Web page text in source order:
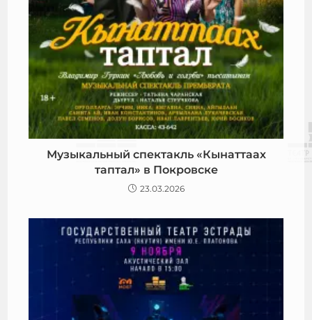
Музыкальный спектакль «Кынаттаах
таптал» в Покровске
23.03.2026